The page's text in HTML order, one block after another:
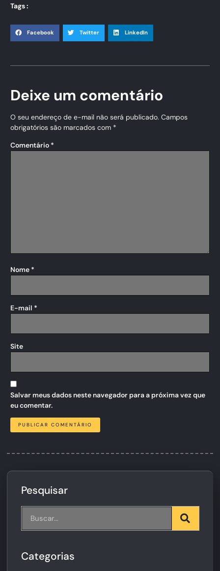
Tags :
Facebook Twitter LinkedIn
Deixe um comentário
O seu endereço de e-mail não será publicado. Campos
obrigatórios são marcados com *
Comentário *
Nome *
E-mail *
Site
Salvar meus dados neste navegador para a próxima vez que
eu comentar.
Pesquisar
Categorias